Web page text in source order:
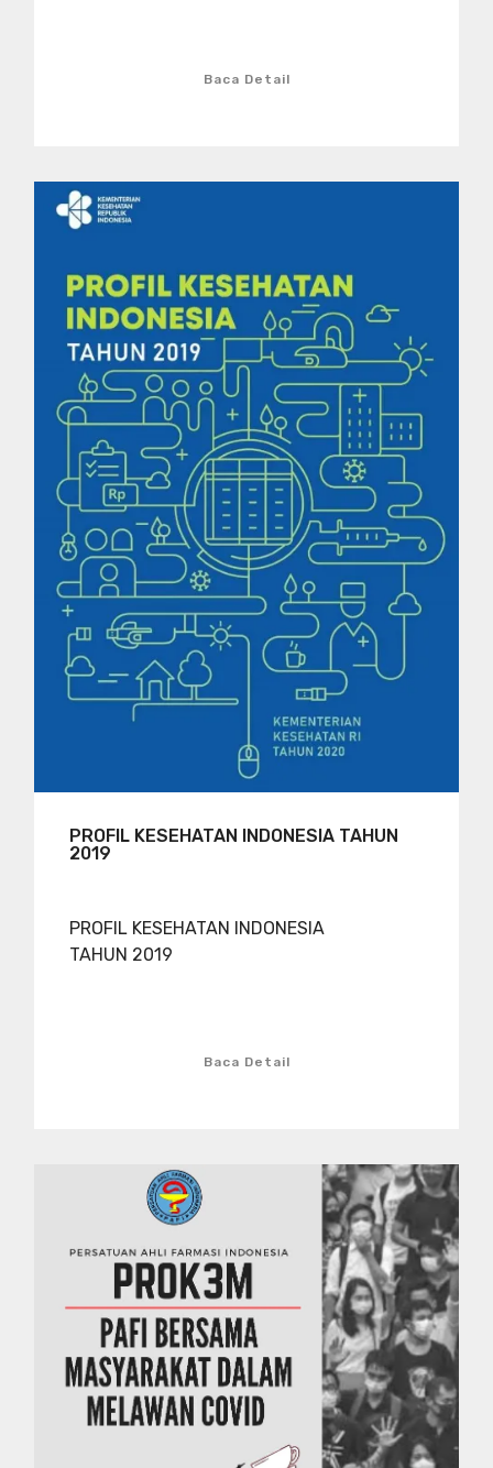
Baca Detail
PROFIL KESEHATAN INDONESIA TAHUN
2019
PROFIL KESEHATAN INDONESIA
TAHUN 2019
Baca Detail